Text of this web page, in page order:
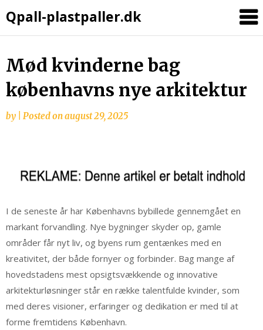
Qpall-plastpaller.dk
Mød kvinderne bag
københavns nye arkitektur
by Posted onaugust 29, 2025
I de seneste år har Københavns bybillede gennemgået en
markant forvandling. Nye bygninger skyder op, gamle
områder får nyt liv, og byens rum gentænkes med en
kreativitet, der både fornyer og forbinder. Bag mange af
hovedstadens mest opsigtsvækkende og innovative
arkitekturløsninger står en række talentfulde kvinder, som
med deres visioner, erfaringer og dedikation er med til at
forme fremtidens København.